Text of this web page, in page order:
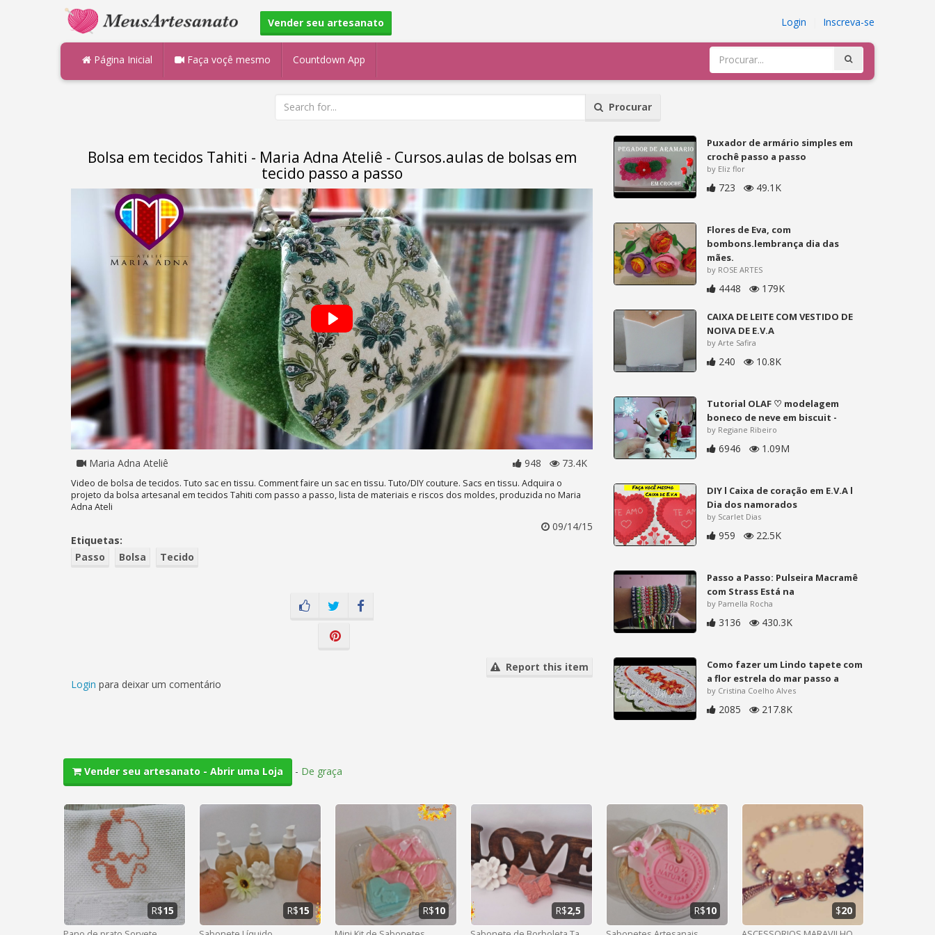
Vender seu artesanato Login Inscreva-se
Página Inicial Faça voçê mesmo Countdown App
Procurar
Bolsa em tecidos Tahiti - Maria Adna Ateliê - Cursos.aulas de bolsas em
tecido passo a passo
Maria Adna Ateliê 948 73.4K
Video de bolsa de tecidos. Tuto sac en tissu. Comment faire un sac en tissu. Tuto/DIY couture. Sacs en tissu. Adquira o
projeto da bolsa artesanal em tecidos Tahiti com passo a passo, lista de materiais e riscos dos moldes, produzida no Maria
Adna Ateli
09/14/15
Etiquetas:
Passo
Bolsa Tecido
Report this item
Login para deixar um comentário
Puxador de armário simples em
crochê passo a passo
by Eliz flor
723 49.1K
Flores de Eva, com
bombons.lembrança dia das
mães.
by ROSE ARTES
4448 179K
CAIXA DE LEITE COM VESTIDO DE
NOIVA DE E.V.A
by Arte Safira
240 10.8K
Tutorial OLAF ♡ modelagem
boneco de neve em biscuit -
by Regiane Ribeiro
6946 1.09M
DIY l Caixa de coração em E.V.A l
Dia dos namorados
by Scarlet Dias
959 22.5K
Passo a Passo: Pulseira Macramê
com Strass Está na
by Pamella Rocha
3136 430.3K
Como fazer um Lindo tapete com
a flor estrela do mar passo a
by Cristina Coelho Alves
2085 217.8K
Vender seu artesanato - Abrir uma Loja - De graça
R$15 R$15 R$10 R$2,5 R$10 $20